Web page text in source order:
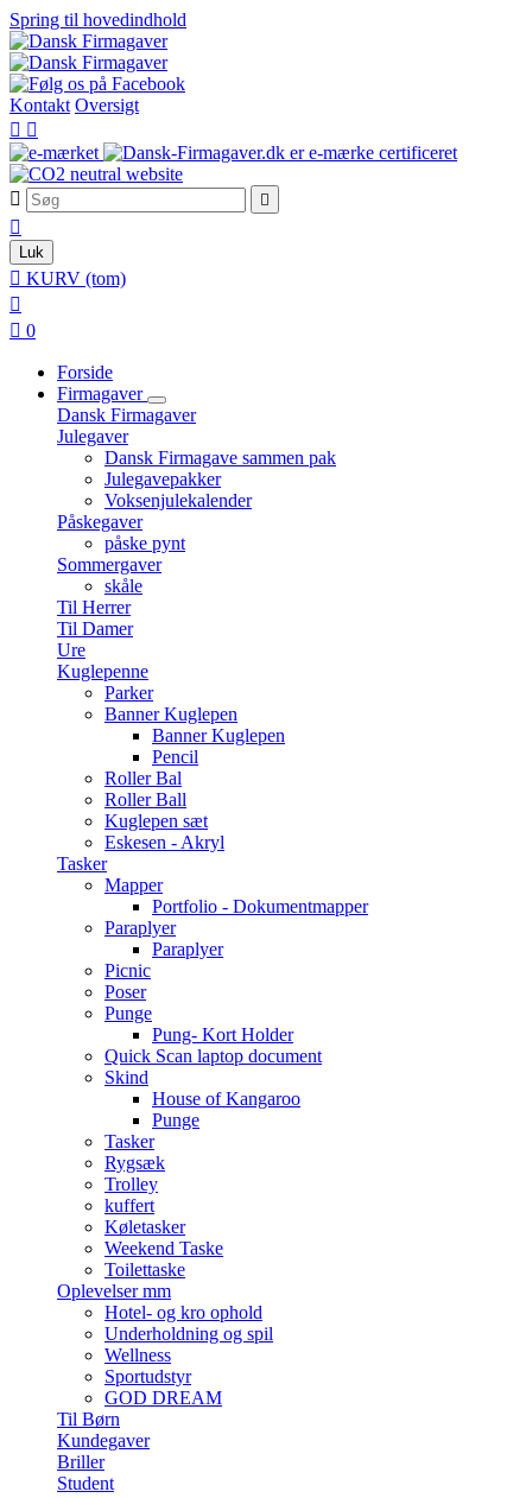
Spring til hovedindhold
Kontakt Oversigt
 
 

Luk
 KURV (tom)

 0
Forside
Firmagaver
Dansk Firmagaver
Julegaver
Dansk Firmagave sammen pak
Julegavepakker
Voksenjulekalender
Påskegaver
påske pynt
Sommergaver
skåle
Til Herrer
Til Damer
Ure
Kuglepenne
Parker
Banner Kuglepen
Banner Kuglepen
Pencil
Roller Bal
Roller Ball
Kuglepen sæt
Eskesen - Akryl
Tasker
Mapper
Portfolio - Dokumentmapper
Paraplyer
Paraplyer
Picnic
Poser
Punge
Pung- Kort Holder
Quick Scan laptop document
Skind
House of Kangaroo
Punge
Tasker
Rygsæk
Trolley
kuffert
Køletasker
Weekend Taske
Toilettaske
Oplevelser mm
Hotel- og kro ophold
Underholdning og spil
Wellness
Sportudstyr
GOD DREAM
Til Børn
Kundegaver
Briller
Student